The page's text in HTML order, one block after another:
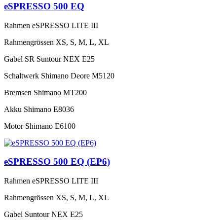
eSPRESSO 500 EQ
Rahmen eSPRESSO LITE III
Rahmengrössen XS, S, M, L, XL
Gabel SR Suntour NEX E25
Schaltwerk Shimano Deore M5120
Bremsen Shimano MT200
Akku Shimano E8036
Motor Shimano E6100
eSPRESSO 500 EQ (EP6)
Rahmen eSPRESSO LITE III
Rahmengrössen XS, S, M, L, XL
Gabel Suntour NEX E25